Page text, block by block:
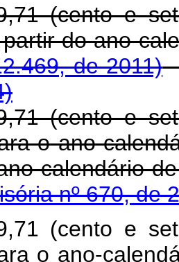
(cento e
a partir do
de 2011)
(cento e
o ano-
calendário
nº 670, de
(cento e
o ano-